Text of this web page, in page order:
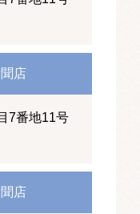
店
7番地11号
店